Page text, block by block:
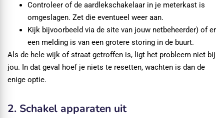
Controleer of de aardlekschakelaar in je meterkast is
omgeslagen. Zet die eventueel weer aan.
Kijk bijvoorbeeld via de site van jouw netbeheerder) of er
een melding is van een grotere storing in de buurt.
Als de hele wijk of straat getroffen is, ligt het probleem niet bij
jou. In dat geval hoef je niets te resetten, wachten is dan de
enige optie.
2. Schakel apparaten uit